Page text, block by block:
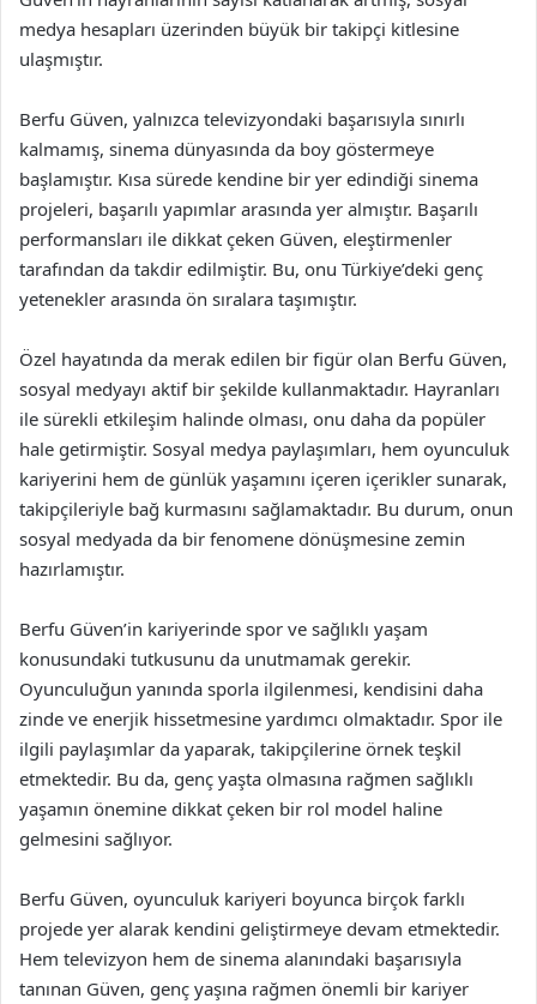
medya hesapları üzerinden büyük bir takipçi kitlesine
ulaşmıştır.
Berfu Güven, yalnızca televizyondaki başarısıyla sınırlı
kalmamış, sinema dünyasında da boy göstermeye
başlamıştır. Kısa sürede kendine bir yer edindiği sinema
projeleri, başarılı yapımlar arasında yer almıştır. Başarılı
performansları ile dikkat çeken Güven, eleştirmenler
tarafından da takdir edilmiştir. Bu, onu Türkiye’deki genç
yetenekler arasında ön sıralara taşımıştır.
Özel hayatında da merak edilen bir figür olan Berfu Güven,
sosyal medyayı aktif bir şekilde kullanmaktadır. Hayranları
ile sürekli etkileşim halinde olması, onu daha da popüler
hale getirmiştir. Sosyal medya paylaşımları, hem oyunculuk
kariyerini hem de günlük yaşamını içeren içerikler sunarak,
takipçileriyle bağ kurmasını sağlamaktadır. Bu durum, onun
sosyal medyada da bir fenomene dönüşmesine zemin
hazırlamıştır.
Berfu Güven’in kariyerinde spor ve sağlıklı yaşam
konusundaki tutkusunu da unutmamak gerekir.
Oyunculuğun yanında sporla ilgilenmesi, kendisini daha
zinde ve enerjik hissetmesine yardımcı olmaktadır. Spor ile
ilgili paylaşımlar da yaparak, takipçilerine örnek teşkil
etmektedir. Bu da, genç yaşta olmasına rağmen sağlıklı
yaşamın önemine dikkat çeken bir rol model haline
gelmesini sağlıyor.
Berfu Güven, oyunculuk kariyeri boyunca birçok farklı
projede yer alarak kendini geliştirmeye devam etmektedir.
Hem televizyon hem de sinema alanındaki başarısıyla
tanınan Güven, genç yaşına rağmen önemli bir kariyer